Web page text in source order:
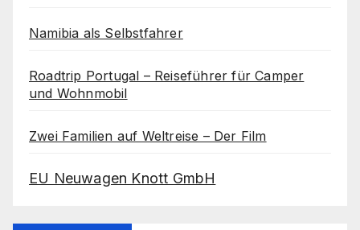
Namibia als Selbstfahrer
Roadtrip Portugal – Reiseführer für Camper
und Wohnmobil
Zwei Familien auf Weltreise – Der Film
EU Neuwagen Knott GmbH